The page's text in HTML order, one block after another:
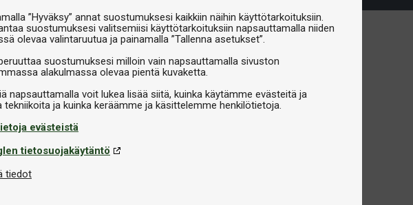
”Hyväksy” annat suostumuksesi kaikkiin näihin käyttötarkoituksiin.
suostumuksesi valitsemiisi käyttötarkoituksiin napsauttamalla niiden
olevaa valintaruutua ja painamalla ”Tallenna asetukset”.
suostumuksesi milloin vain napsauttamalla sivuston
alakulmassa olevaa pientä kuvaketta.
napsauttamalla voit lukea lisää siitä, kuinka käytämme evästeitä ja
evästeistä
tietosuojakäytäntö
tiedot